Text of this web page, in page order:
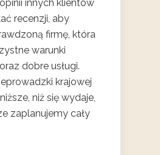
innych klientów
recenzji, aby
firmę, która
warunki
dobre usługi.
krajowej
niż się wydaje,
zaplanujemy cały